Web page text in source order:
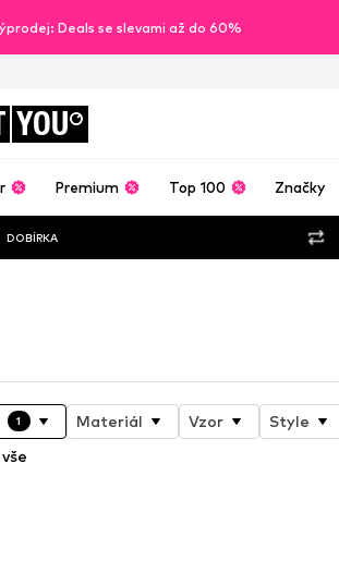
Deals se slevami až do 60%
YOU
Premium Top 100 Značky
DOBÍRKA
1 Materiál Vzor Style